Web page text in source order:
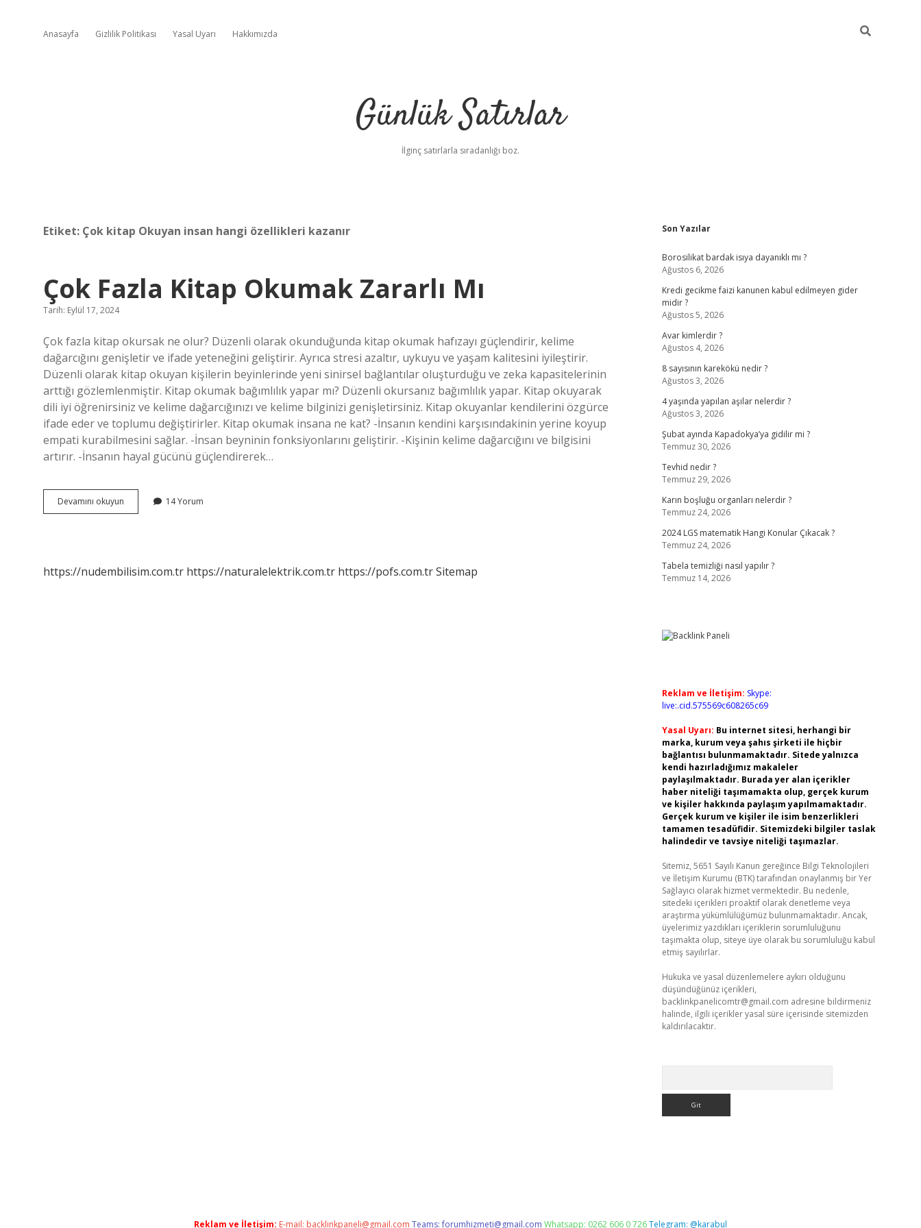
Anasayfa Gizlilik Politikası Yasal Uyarı Hakkımızda
Günlük Satırlar
İlginç satırlarla sıradanlığı boz.
Etiket: Çok kitap Okuyan insan hangi özellikleri kazanır
Çok Fazla Kitap Okumak Zararlı Mı
Tarih: Eylül 17, 2024
Çok fazla kitap okursak ne olur? Düzenli olarak okunduğunda kitap okumak hafızayı güçlendirir, kelime
dağarcığını genişletir ve ifade yeteneğini geliştirir. Ayrıca stresi azaltır, uykuyu ve yaşam kalitesini iyileştirir.
Düzenli olarak kitap okuyan kişilerin beyinlerinde yeni sinirsel bağlantılar oluşturduğu ve zeka kapasitelerinin
arttığı gözlemlenmiştir. Kitap okumak bağımlılık yapar mı? Düzenli okursanız bağımlılık yapar. Kitap okuyarak
dili iyi öğrenirsiniz ve kelime dağarcığınızı ve kelime bilginizi genişletirsiniz. Kitap okuyanlar kendilerini özgürce
ifade eder ve toplumu değiştirirler. Kitap okumak insana ne kat? -İnsanın kendini karşısındakinin yerine koyup
empati kurabilmesini sağlar. -İnsan beyninin fonksiyonlarını geliştirir. -Kişinin kelime dağarcığını ve bilgisini
artırır. -İnsanın hayal gücünü güçlendirerek…
Devamını okuyun
Fazla
14 Yorum
https://nudembilisim.com.tr https://naturalelektrik.com.tr https://pofs.com.trSitemap
Sidebar
Son Yazılar
Borosilikat bardak isıya dayanıklı mı ?
Ağustos 6, 2026
Kredi gecikme faizi kanunen kabul edilmeyen gider
midir ?
Ağustos 5, 2026
Avar kimlerdir ?
Ağustos 4, 2026
8 sayısının karekökü nedir ?
Ağustos 3, 2026
4 yaşında yapılan aşılar nelerdir ?
Ağustos 3, 2026
Şubat ayında Kapadokya’ya gidilir mi ?
Temmuz 30, 2026
Tevhid nedir ?
Temmuz 29, 2026
Karın boşluğu organları nelerdir ?
Temmuz 24, 2026
2024 LGS matematik Hangi Konular Çıkacak ?
Temmuz 24, 2026
Tabela temizliği nasıl yapılır ?
Temmuz 14, 2026
Reklam ve İletişim: Skype:
live:.cid.575569c608265c69
Yasal Uyarı: Bu internet sitesi, herhangi bir
marka, kurum veya şahıs şirketi ile hiçbir
bağlantısı bulunmamaktadır. Sitede yalnızca
kendi hazırladığımız makaleler
paylaşılmaktadır. Burada yer alan içerikler
haber niteliği taşımamakta olup, gerçek kurum
ve kişiler hakkında paylaşım yapılmamaktadır.
Gerçek kurum ve kişiler ile isim benzerlikleri
tamamen tesadüfidir. Sitemizdeki bilgiler taslak
halindedir ve tavsiye niteliği taşımazlar.
Sitemiz, 5651 Sayılı Kanun gereğince Bilgi Teknolojileri
ve İletişim Kurumu (BTK) tarafından onaylanmış bir Yer
Sağlayıcı olarak hizmet vermektedir. Bu nedenle,
sitedeki içerikleri proaktif olarak denetleme veya
araştırma yükümlülüğümüz bulunmamaktadır. Ancak,
üyelerimiz yazdıkları içeriklerin sorumluluğunu
taşımakta olup, siteye üye olarak bu sorumluluğu kabul
etmiş sayılırlar.
Hukuka ve yasal düzenlemelere aykırı olduğunu
düşündüğünüz içerikleri,
backlinkpanelicomtr@gmail.com adresine bildirmeniz
halinde, ilgili içerikler yasal süre içerisinde sitemizden
kaldırılacaktır.
Reklam ve İletişim: E-mail: backlinkpaneli@gmail.com Teams:forumhizmeti@gmail.com Whatsapp: 0262 606 0 726Telegram: @karabul